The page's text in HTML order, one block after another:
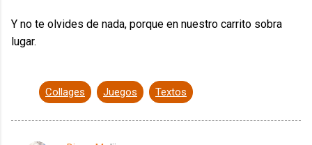
Y no te olvides de nada, porque en nuestro carrito sobra
lugar.
Collages Juegos Textos